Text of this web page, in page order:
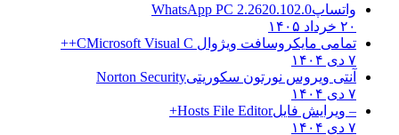
واتساپ WhatsApp PC 2.2620.102.0
تمامی مایکروسافت ویژوال CMicrosoft Visual C++
آنتی ویروس نورتون سکوریتیNorton Security
– ویرایش فایل Hosts File Editor+